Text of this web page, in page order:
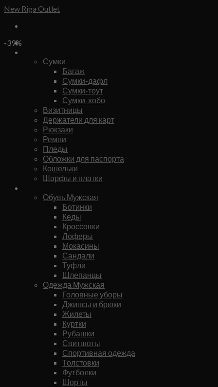
Skip
content
New Riga Outlet
Сумки
Багаж
Сумки-дафл
Сумки-тоут
Сумки-хобо
Визитницы
Держатели для карт
Рюкзаки
Ремни
Пледы
Обложки для паспорта
Кошельки
Шарфы и платки
Обувь Мужская
Ботинки
Кеды
Кроссовки
Лоферы
Мокасины
Сандали
Туфли
Шлепанцы
Одежда Мужская
Головные уборы
Джинсы и брюки
Жилеты
Куртки
Рубашки
Свитшоты
Спортивная одежда
Толстовки
Футболки
Шорты
-39%